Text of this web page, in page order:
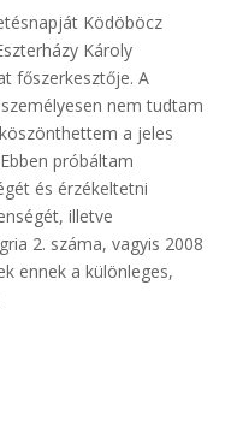
Ködöböcz
Károly
főszerkesztője. A
nem tudtam
a jeles
próbáltam
és érzékeltetni
illetve
2. száma, vagyis 2008
ennek a különleges,